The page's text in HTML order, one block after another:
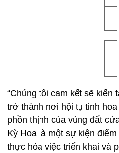
“Chúng tôi cam kết sẽ kiến
trở thành nơi hội tụ tinh
phồn thịnh của vùng đất
Kỳ Hoa là một sự kiện
thực hóa việc triển khai và